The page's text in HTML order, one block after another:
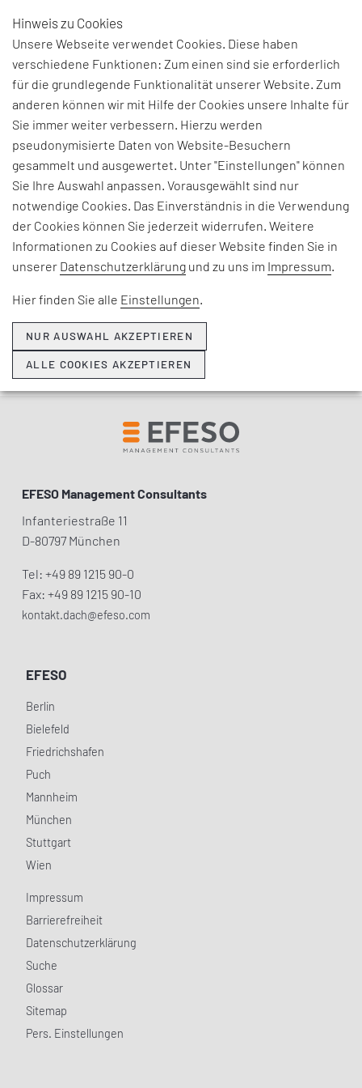
BEGRIFFSERKLÄRUNG:
PROZESSSTABILITÄT
Kennzahl, wie stabil ein Produktionsprozess
verläuft
alle Glossar Einträge
EFESO Management Consultants
Infanteriestraße 11
D-80797 München
Tel: +49 89 1215 90-0
Fax: +49 89 1215 90-10
kontakt.dach@efeso.com
EFESO
Berlin
Bielefeld
Friedrichshafen
Puch
Mannheim
München
Stuttgart
Wien
Impressum
Barrierefreiheit
Datenschutzerklärung
Suche
Glossar
Sitemap
Pers. Einstellungen
Hinweis zu Cookies
Unsere Webseite verwendet Cookies. Diese haben
verschiedene Funktionen: Zum einen sind sie erforderlich
für die grundlegende Funktionalität unserer Website. Zum
anderen können wir mit Hilfe der Cookies unsere Inhalte für
Sie immer weiter verbessern. Hierzu werden
pseudonymisierte Daten von Website-Besuchern
gesammelt und ausgewertet. Unter "Einstellungen" können
Sie Ihre Auswahl anpassen. Vorausgewählt sind nur
notwendige Cookies. Das Einverständnis in die Verwendung
der Cookies können Sie jederzeit widerrufen. Weitere
Informationen zu Cookies auf dieser Website finden Sie in
unserer Datenschutzerklärung und zu uns im Impressum.
Hier finden Sie alle Einstellungen.
NUR AUSWAHL AKZEPTIEREN
ALLE COOKIES AKZEPTIEREN